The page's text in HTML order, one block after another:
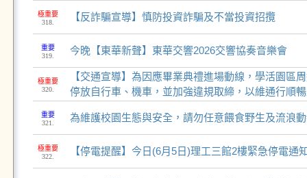
極重要
318.
【反詐騙宣導】慎防投資詐騙及不當投資招攬
重要
319.
今晚【東華新聲】東華交響2026交響協奏音樂會
極重要
320.
【交通宣導】為因應畢業典禮進場動線，學活園區
停放自行車、機車，並加強違規取締，以維通行順
重要
321.
為維護校園生態與安全，請勿任意餵食野生及流浪
極重要
322.
【停電提醒】今日(6月5日)理工三館2樓緊急停電通